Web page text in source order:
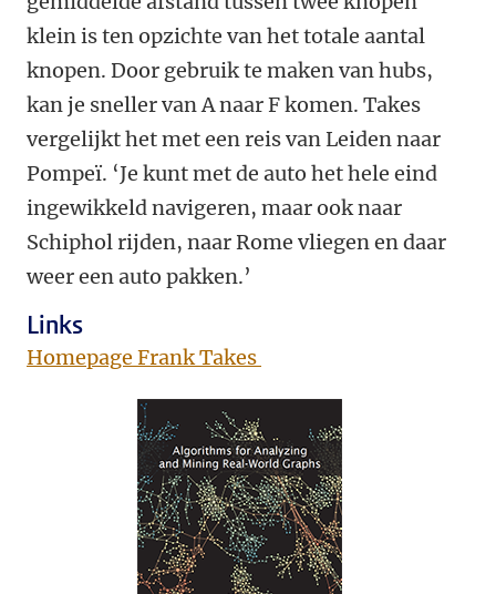
klein is ten opzichte van het totale aantal
knopen. Door gebruik te maken van hubs,
kan je sneller van A naar F komen. Takes
vergelijkt het met een reis van Leiden naar
Pompeï. ‘Je kunt met de auto het hele eind
ingewikkeld navigeren, maar ook naar
Schiphol rijden, naar Rome vliegen en daar
weer een auto pakken.’
Links
Homepage Frank Takes